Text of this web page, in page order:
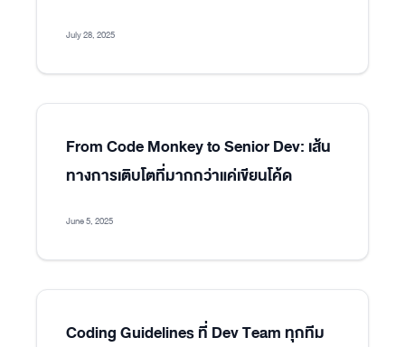
July 28, 2025
From Code Monkey to Senior Dev: เส้น
ทางการเติบโตที่มากกว่าแค่เขียนโค้ด
June 5, 2025
Coding Guidelines ที่ Dev Team ทุกทีม